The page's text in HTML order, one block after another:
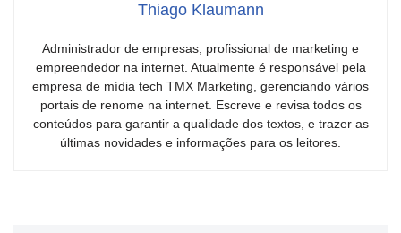
Thiago Klaumann
Administrador de empresas, profissional de marketing e
empreendedor na internet. Atualmente é responsável pela
empresa de mídia tech TMX Marketing, gerenciando vários
portais de renome na internet. Escreve e revisa todos os
conteúdos para garantir a qualidade dos textos, e trazer as
últimas novidades e informações para os leitores.